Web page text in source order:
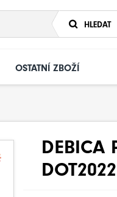
HLEDAT
OSTATNÍ ZBOŽÍ
DEBICA
DOT2022